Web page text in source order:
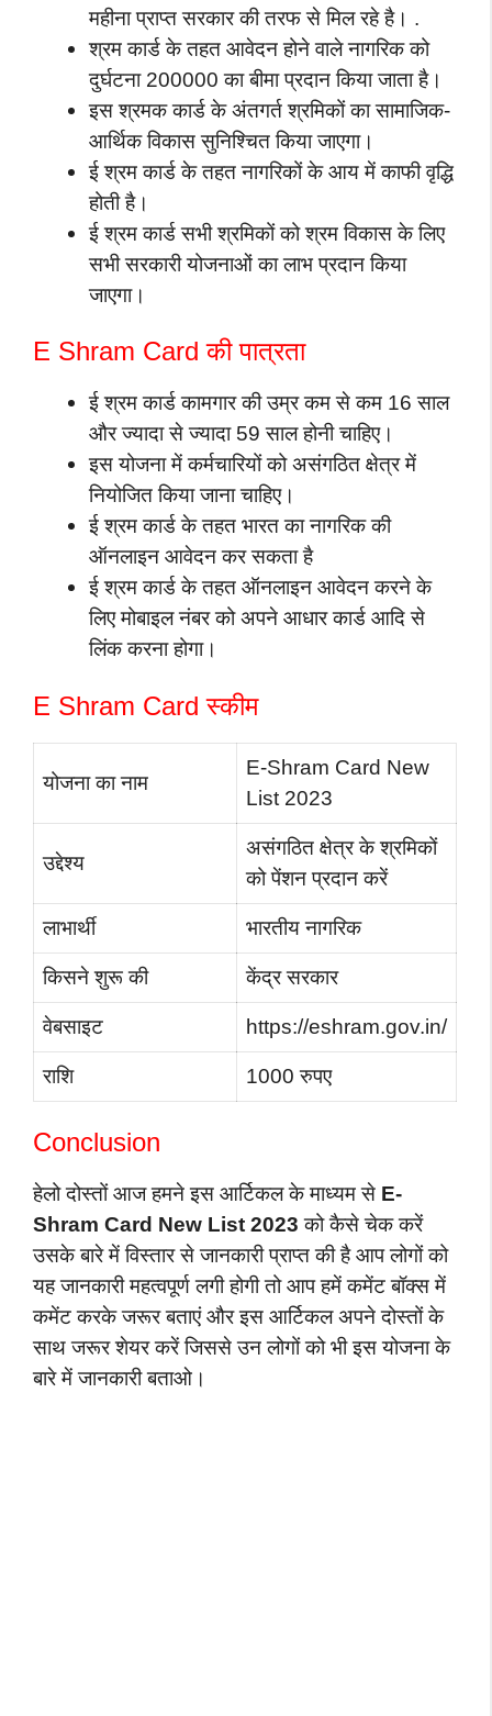
महीना प्राप्त सरकार की तरफ से मिल रहे है। .
श्रम कार्ड के तहत आवेदन होने वाले नागरिक को
दुर्घटना 200000 का बीमा प्रदान किया जाता है।
इस श्रमक कार्ड के अंतगर्त श्रमिकों का सामाजिक-
आर्थिक विकास सुनिश्चित किया जाएगा।
ई श्रम कार्ड के तहत नागरिकों के आय में काफी वृद्धि
होती है।
ई श्रम कार्ड सभी श्रमिकों को श्रम विकास के लिए
सभी सरकारी योजनाओं का लाभ प्रदान किया
जाएगा।
E Shram Card की पात्रता
ई श्रम कार्ड कामगार की उम्र कम से कम 16 साल
और ज्यादा से ज्यादा 59 साल होनी चाहिए।
इस योजना में कर्मचारियों को असंगठित क्षेत्र में
नियोजित किया जाना चाहिए।
ई श्रम कार्ड के तहत भारत का नागरिक की
ऑनलाइन आवेदन कर सकता है
ई श्रम कार्ड के तहत ऑनलाइन आवेदन करने के
लिए मोबाइल नंबर को अपने आधार कार्ड आदि से
लिंक करना होगा।
E Shram Card स्कीम
योजना का नाम
E-Shram Card New
List 2023
उद्देश्य
असंगठित क्षेत्र के श्रमिकों
को पेंशन प्रदान करें
लाभार्थी भारतीय नागरिक
किसने शुरू की केंद्र सरकार
वेबसाइट https://eshram.gov.in/
राशि 1000 रुपए
Conclusion
हेलो दोस्तों आज हमने इस आर्टिकल के माध्यम से E-
Shram Card New List 2023 को कैसे चेक करें
उसके बारे में विस्तार से जानकारी प्राप्त की है आप लोगों को
यह जानकारी महत्वपूर्ण लगी होगी तो आप हमें कमेंट बॉक्स में
कमेंट करके जरूर बताएं और इस आर्टिकल अपने दोस्तों के
साथ जरूर शेयर करें जिससे उन लोगों को भी इस योजना के
बारे में जानकारी बताओ।